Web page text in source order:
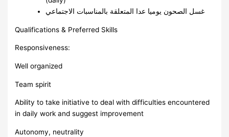
غسل الصحون يوميا عدا المتعلقة بالمناسبات الاجتماعي
Qualifications & Preferred Skills
Responsiveness:
Well organized
Team spirit
Ability to take initiative to deal with difficulties encountered
in daily work and suggest improvement
Autonomy, neutrality